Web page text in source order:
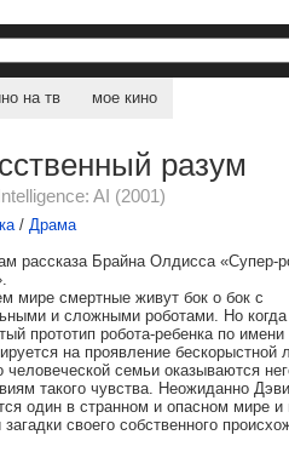
на тв мое кино
разум
AI (2001)
/Драма
рассказа Брайна Олдисса «Супер-
мире смертные живут бок о бок с
и сложными роботами. Но когда
прототип робота-ребенка по
на проявление бескорыстной
человеческой семьи оказываются
такого чувства. Неожиданно
один в странном и опасном мире и
загадки своего собственного